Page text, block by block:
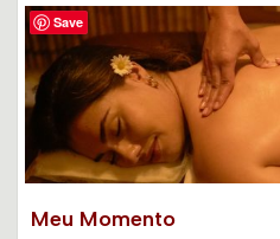
Save
Meu Momento